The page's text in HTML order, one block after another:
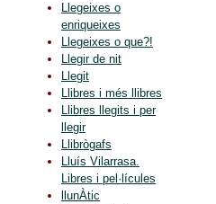
Llegeixes o
enriqueixes
Llegeixes o que?!
Llegir de nit
Llegit
Llibres i més llibres
Llibres llegits i per
llegir
Llibrògafs
Lluís Vilarrasa.
Libres i pel·lícules
llunÀtic